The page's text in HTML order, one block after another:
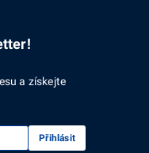
a získejte
Přihlásit